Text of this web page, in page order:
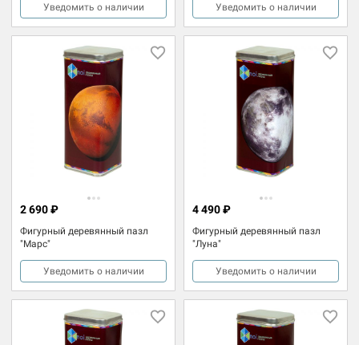
Уведомить о наличии Уведомить о наличии
Фигурный деревянный пазл
"Марс"
2 690 ₽
Уведомить о наличии
Фигурный деревянный пазл
"Луна"
4 490 ₽
Уведомить о наличии